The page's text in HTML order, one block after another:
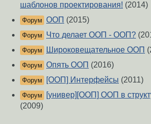
шаблонов проектирования! (2014)
Форум ООП (2015)
Форум Что делает ООП - ООП?
Форум Широковещательное ООП
Форум Опять ООП (2016)
Форум [ООП] Интерфейсы (2011)
Форум
[универ][ООП] ООП в
(2009)